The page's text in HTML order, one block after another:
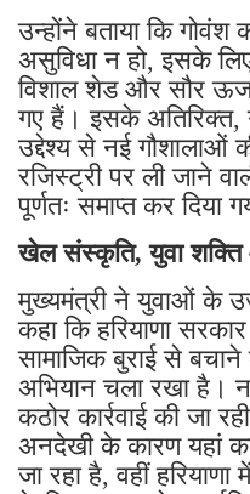
उन्होंने बताया कि गोवंश
असुविधा न हो, इसके
विशाल शेड और सौर
गए हैं। इसके अतिरिक्त,
उद्देश्य से नई गौशालाओं
रजिस्ट्री पर ली जाने
पूर्णतः समाप्त कर दिया
खेल संस्कृति, युवा शक्ति
मुख्यमंत्री ने युवाओं के
कहा कि हरियाणा
सामाजिक बुराई से
अभियान चला रखा है।
कठोर कार्रवाई की जा
अनदेखी के कारण यहां
जा रहा है, वहीं